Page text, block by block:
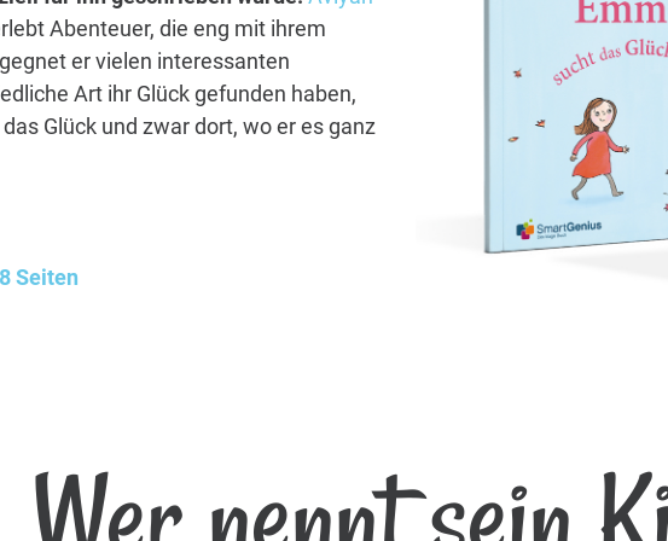
Abenteuer, die eng mit ihrem
er vielen interessanten
Art ihr Glück gefunden haben,
das Glück und zwar dort, wo er es ganz
Seiten